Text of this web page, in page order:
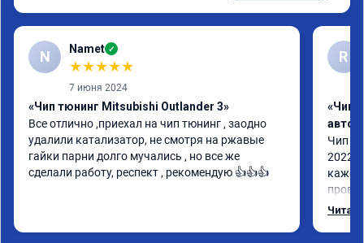
N Namet ✓
★★★★★
7 июня 2024
«Чип тюнинг Mitsubishi Outlander 3»
Все отлично ,приехал на чип тюнинг , заодно
удалили катализатор, не смотря на ржавые
гайки парни долго мучались , но все же
сделали работу, респект , рекомендую 👍👍👍
R
«Чип
Чип
2022